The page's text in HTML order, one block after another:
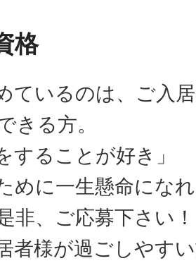
格
ているのは、ご入
きる方。
することが好き」
めに一生懸命にな
非、ご応募下さい！
者様が過ごしやす